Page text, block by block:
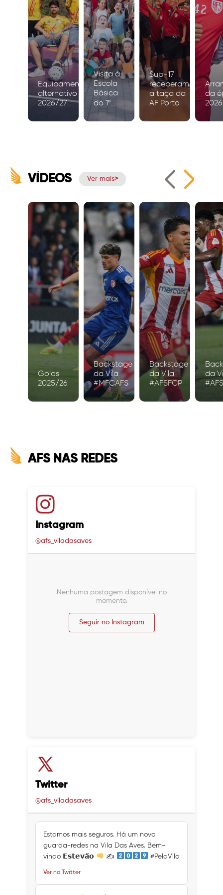
Equipamento
alternativo
2026/27
Visita à
Escola
Básica
do 1º
Ciclo de
Igreja
Sub-17
receberam
a taça da
AF Porto
da
VÍDEOS Ver mais
Golos
2025/26
Backstage
da Vila
#MFCAFS
Backstage
da Vila
#AFSFCP
da
AFS NAS REDES
Instagram
@afs_viladasaves
Nenhuma postagem disponível no
momento.
Seguir no Instagram
Twitter
@afs_viladasaves
Estamos mais seguros. Há um novo
guarda-redes na Vila Das Aves. Bem-
vindo 𝗘𝘀𝘁𝗲𝘃𝗮̃𝗼
✍ #PelaVila
Ver no Twitter